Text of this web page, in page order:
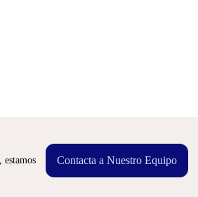
estamos
Contacta a Nuestro Equipo